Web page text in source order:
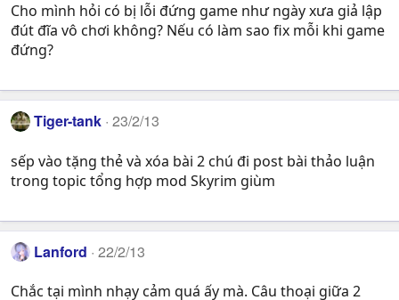
Cho mình hỏi có bị lỗi đứng game như ngày xưa giả lập
đút đĩa vô chơi không? Nếu có làm sao fix mỗi khi game
đứng?
Tiger-tank 23/2/13
sếp vào tặng thẻ và xóa bài 2 chú đi post bài thảo luận
trong topic tổng hợp mod Skyrim giùm
Lanford 22/2/13
Chắc tại mình nhạy cảm quá ấy mà. Câu thoại giữa 2